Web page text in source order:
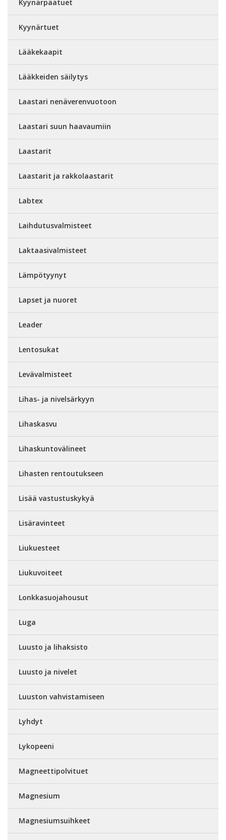
Kyynärpäätuet
Kyynärtuet
Lääkekaapit
Lääkkeiden säilytys
Laastari nenäverenvuotoon
Laastari suun haavaumiin
Laastarit
Laastarit ja rakkolaastarit
Labtex
Laihdutusvalmisteet
Laktaasivalmisteet
Lämpötyynyt
Lapset ja nuoret
Leader
Lentosukat
Levävalmisteet
Lihas- ja nivelsärkyyn
Lihaskasvu
Lihaskuntovälineet
Lihasten rentoutukseen
Lisää vastustuskykyä
Lisäravinteet
Liukuesteet
Liukuvoiteet
Lonkkasuojahousut
Luga
Luusto ja lihaksisto
Luusto ja nivelet
Luuston vahvistamiseen
Lyhdyt
Lykopeeni
Magneettipolvituet
Magnesium
Magnesiumsuihkeet